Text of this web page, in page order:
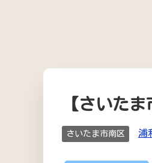
【さいた
さいたま市南区 浦